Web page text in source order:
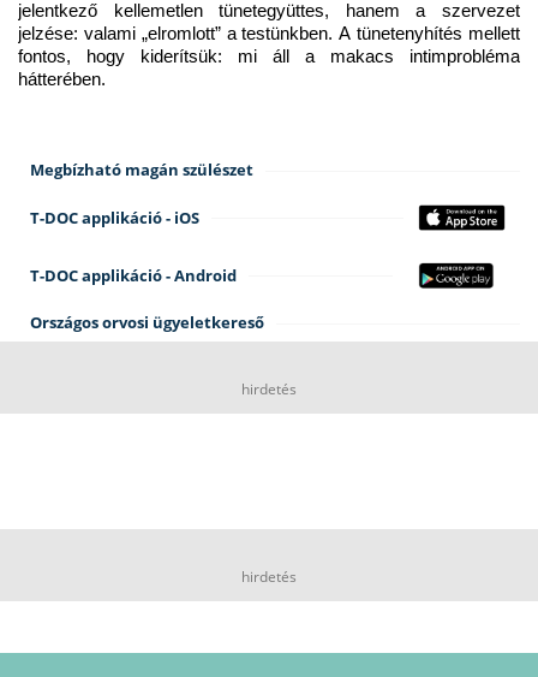
jelentkező kellemetlen tünetegyüttes, hanem a szervezet
jelzése: valami „elromlott” a testünkben. A tünetenyhítés mellett
fontos, hogy kiderítsük: mi áll a makacs intimprobléma
hátterében.
Megbízható magán szülészet
T-DOC applikáció - iOS
T-DOC applikáció - Android
Országos orvosi ügyeletkereső
hirdetés
hirdetés